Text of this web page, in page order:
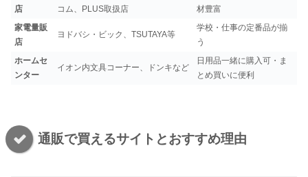
店
コム、PLUS取扱店
材豊富
家電量販
店
ヨドバシ・ビック、TSUTAYA等
学校・仕事の定番品が揃
う
ホームセ
ンター
イオン内文具コーナー、ドンキなど
日用品一緒に購入可・ま
とめ買いに便利
通販で買えるサイトとおすすめ理由